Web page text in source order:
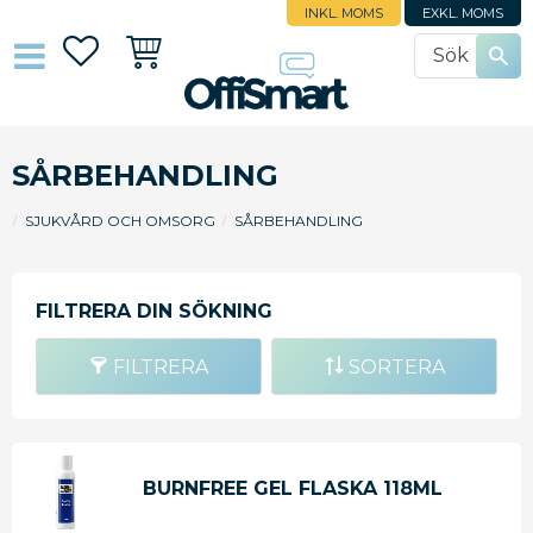
INKL. MOMS EXKL. MOMS
FavoriterKundvagn
SÅRBEHANDLING
SJUKVÅRD OCH OMSORG SÅRBEHANDLING
FILTRERA SORTERA
BURNFREE GEL FLASKA 118ML